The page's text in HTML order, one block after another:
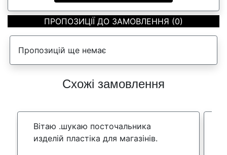
ПРОПОЗИЦІЇ ДО ЗАМОВЛЕННЯ (0)
Пропозицій ще немає
Схожі замовлення
Вітаю .шукаю посточальника
изделій пластіка для магазінів.